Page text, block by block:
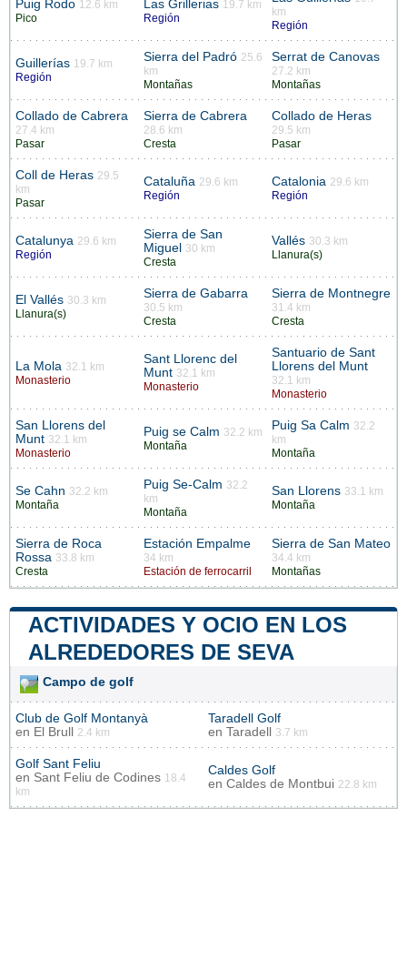
Puig Rodo 12.6 km
Pico
Las Grillerias 19.7 km
Región
km
Región
Guillerías 19.7 km
Región
Sierra del Padró 25.6
km
Montañas
Serrat de Canovas
27.2 km
Montañas
Collado de Cabrera
27.4 km
Pasar
Sierra de Cabrera
28.6 km
Cresta
Collado de Heras
29.5 km
Pasar
Coll de Heras 29.5
km
Pasar
Cataluña 29.6 km
Región
Catalonia 29.6 km
Región
Catalunya 29.6 km
Región
Sierra de San
Miguel 30 km
Cresta
Vallés 30.3 km
Llanura(s)
El Vallés 30.3 km
Llanura(s)
Sierra de Gabarra
30.5 km
Cresta
Sierra de Montnegre
31.4 km
Cresta
La Mola 32.1 km
Monasterio
Sant Llorenc del
Munt 32.1 km
Monasterio
Santuario de Sant
Llorens del Munt
32.1 km
Monasterio
San Llorens del
Munt 32.1 km
Monasterio
Puig se Calm 32.2 km
Montaña
Puig Sa Calm 32.2
km
Montaña
Se Cahn 32.2 km
Montaña
Puig Se-Calm 32.2
km
Montaña
San Llorens 33.1 km
Montaña
Sierra de Roca
Rossa 33.8 km
Cresta
Estación Empalme
34 km
Estación de ferrocarril
Sierra de San Mateo
34.4 km
Montañas
ACTIVIDADES Y OCIO EN LOS
ALREDEDORES DE SEVA
Campo de golf
Club de Golf Montanyà
en El Brull 2.4 km
Taradell Golf
en Taradell 3.7 km
Golf Sant Feliu
en Sant Feliu de Codines 18.4
km
Caldes Golf
en Caldes de Montbui 22.8 km